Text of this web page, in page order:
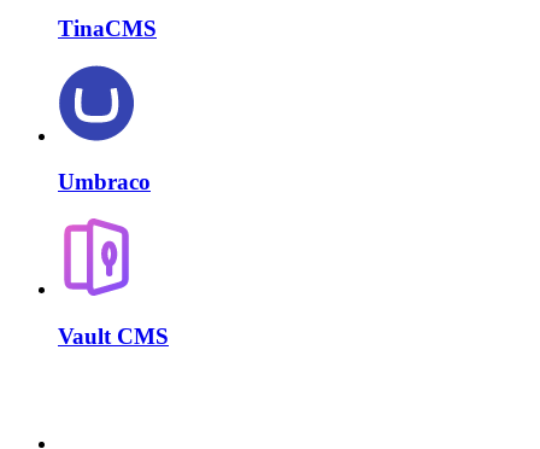
TinaCMS
Umbraco
Vault CMS